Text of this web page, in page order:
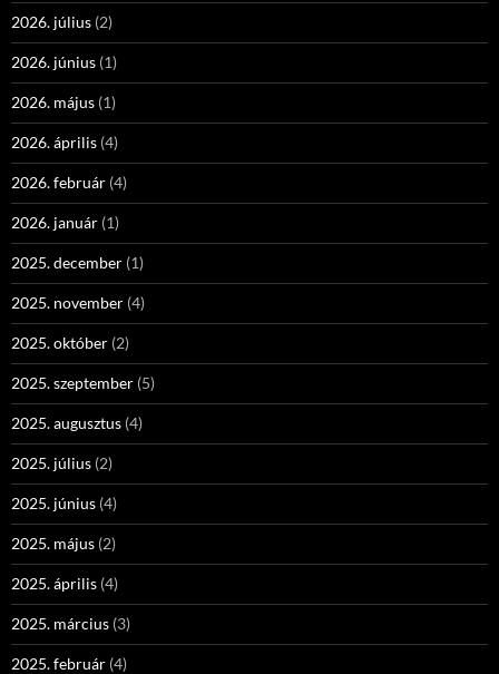
2026. július (2)
2026. június (1)
2026. május (1)
2026. április (4)
2026. február (4)
2026. január (1)
2025. december (1)
2025. november (4)
2025. október (2)
2025. szeptember (5)
2025. augusztus (4)
2025. július (2)
2025. június (4)
2025. május (2)
2025. április (4)
2025. március (3)
2025. február (4)